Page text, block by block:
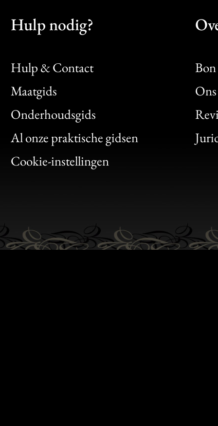
Hulp nodig?
Hulp & Contact
Maatgids
Onderhoudsgids
Al onze praktische gidsen
Cookie-instellingen
Bon
Clic